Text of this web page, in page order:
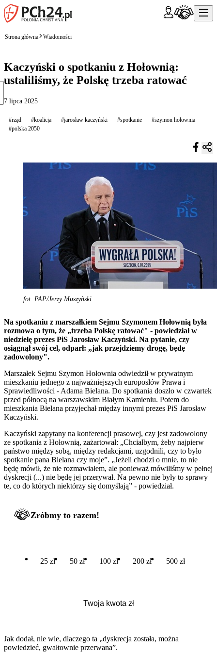
Strona główna Wiadomości
Kaczyński o spotkaniu z Hołownią:
ustaliliśmy, że Polskę trzeba ratować
7 lipca 2025
#rząd #koalicja #jarosław kaczyński #spotkanie
#szymon hołownia
#polska 2050
fot. PAP/Jerzy Muszyñski
Na spotkaniu z marszałkiem Sejmu Szymonem Hołownią była
rozmowa o tym, że „trzeba Polskę ratować" - powiedział w
niedzielę prezes PiS Jarosław Kaczyński. Na pytanie, czy
osiągnął swój cel, odparł: „jak przejdziemy drogę, będę
zadowolony".
Marszałek Sejmu Szymon Hołownia odwiedził w prywatnym
mieszkaniu jednego z najważniejszych europosłów Prawa i
Sprawiedliwości - Adama Bielana. Do spotkania doszło w czwartek
przed północą na warszawskim Białym Kamieniu. Potem do
mieszkania Bielana przyjechał między innymi prezes PiS Jarosław
Kaczyński.
Kaczyński zapytany na konferencji prasowej, czy jest zadowolony
ze spotkania z Hołownią, zażartował: „Chciałbym, żeby najpierw
państwo między sobą, między redakcjami, uzgodnili, czy to było
spotkanie pana Bielana czy moje”. „Jeżeli chodzi o mnie, to nie
będę mówił, że nie rozmawiałem, ale ponieważ mówiliśmy w pełnej
dyskrecji (...) nie będę jej przerywał. Na pewno nie były to sprawy
te, co do których niektórzy się domyślają” - powiedział.
Zróbmy to razem!
25 zł 50 zł 100 zł 200 zł 500 zł
Jak dodał, nie wie, dlaczego ta „dyskrecja została, można
powiedzieć, gwałtownie przerwana”.